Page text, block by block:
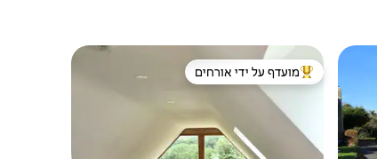
מוביל בקרב נכסים מועדפים על ידי אורחים
מועדף על ידי אורחים